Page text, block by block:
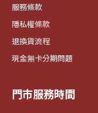
服務條款
隱私權條款
退換貨流程
現金無卡分期問題
門市服務時間